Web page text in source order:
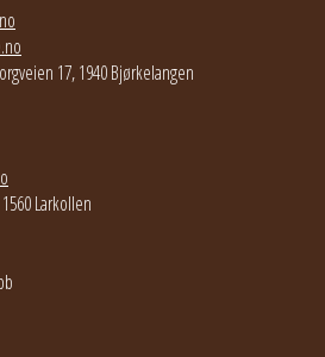
17, 1940 Bjørkelangen
Larkollen